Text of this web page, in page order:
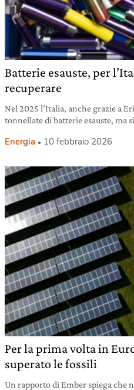
Batterie esauste, per
recuperare
Nel 2025 l’Italia, anche grazie a
tonnellate di batterie esauste, ma
Energia 10 febbraio 2026
Per la prima volta in
superato le fossili
Un rapporto di Ember spiega che